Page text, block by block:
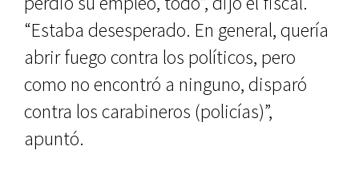
“Estaba desesperado. En general, quería
abrir fuego contra los políticos, pero
como no encontró a ninguno, disparó
contra los carabineros (policías)”,
apuntó.